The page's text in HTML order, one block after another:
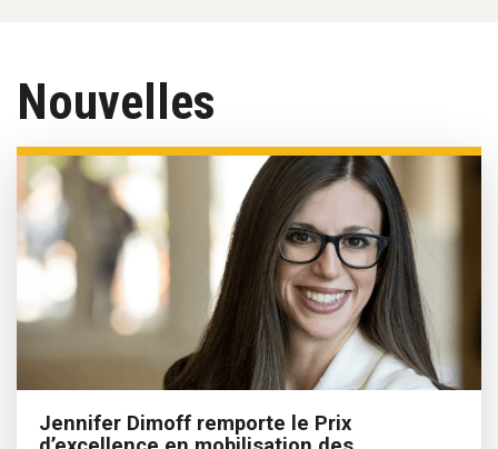
Nouvelles
Jennifer Dimoff remporte le Prix